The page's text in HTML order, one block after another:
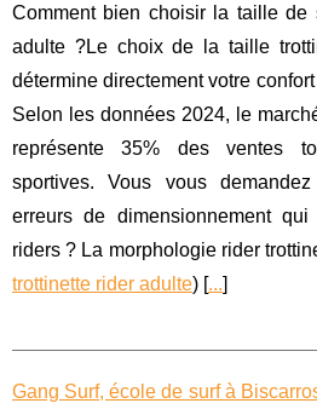
Comment bien choisir la taille de
adulte ?Le choix de la taille
détermine directement votre
Selon les données 2024, le
représente 35% des ventes
sportives. Vous vous
erreurs de dimensionnement
riders ? La morphologie rider
trottinette rider adulte) [...]
Gang Surf, école de surf à